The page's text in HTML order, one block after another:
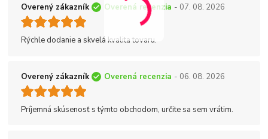
Overený zákazník Overená recenzia - 07. 08. 2026
Rýchle dodanie a skvelá kvalita tovaru.
Overený zákazník Overená recenzia - 06. 08. 2026
Príjemná skúsenosť s týmto obchodom, určite sa sem vrátim.